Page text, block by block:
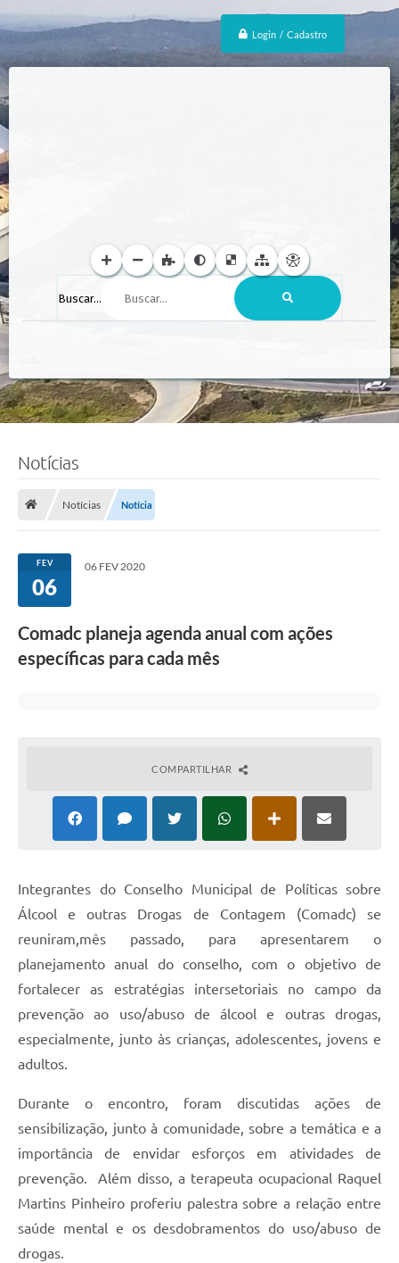
Login / Cadastro
Buscar...
Notícias
Notícias Notícia
FEV
06
06 FEV 2020
Comadc planeja agenda anual com ações
específicas para cada mês
COMPARTILHAR
Integrantes do Conselho Municipal de Políticas sobre
Álcool e outras Drogas de Contagem (Comadc) se
reuniram,mês passado, para apresentarem o
planejamento anual do conselho, com o objetivo de
fortalecer as estratégias intersetoriais no campo da
prevenção ao uso/abuso de álcool e outras drogas,
especialmente, junto às crianças, adolescentes, jovens e
adultos.
Durante o encontro, foram discutidas ações de
sensibilização, junto à comunidade, sobre a temática e a
importância de envidar esforços em atividades de
prevenção. Além disso, a terapeuta ocupacional Raquel
Martins Pinheiro proferiu palestra sobre a relação entre
saúde mental e os desdobramentos do uso/abuso de
drogas.